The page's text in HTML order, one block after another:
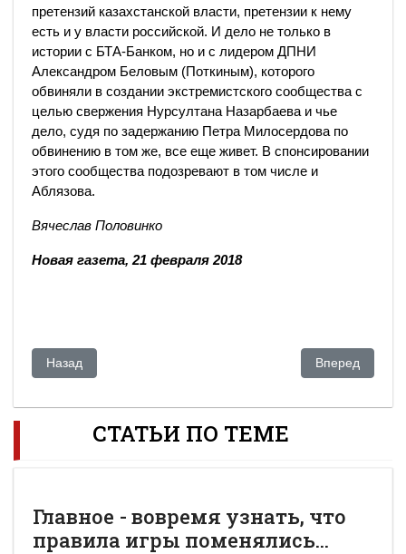
претензий казахстанской власти, претензии к нему
есть и у власти российской. И дело не только в
истории с БТА-Банком, но и с лидером ДПНИ
Александром Беловым (Поткиным), которого
обвиняли в создании экстремистского сообщества с
целью свержения Нурсултана Назарбаева и чье
дело, судя по задержанию Петра Милосердова по
обвинению в том же, все еще живет. В спонсировании
этого сообщества подозревают в том числе и
Аблязова.
Вячеслав Половинко
Новая газета, 21 февраля 2018
Предыдущий: Qazaqstan. Латиница и тюркоязычный альянс
Назад Следующий:
Вперед
СТАТЬИ ПО ТЕМЕ
Главное - вовремя узнать, что
правила игры поменялись...